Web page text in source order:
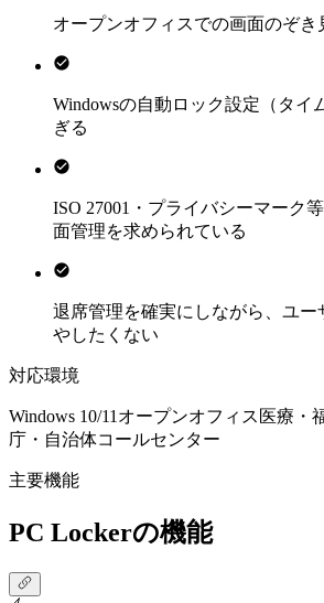
オープンオフィスでの画面のぞ
Windowsの自動ロック設定（タイ
ぎる
ISO 27001・プライバシーマーク
面管理を求められている
退席管理を確実にしながら、ユー
やしたくない
対応環境
Windows 10/11 オープンオフィス 医療・
庁・自治体コールセンター
主要機能
PC Lockerの機能